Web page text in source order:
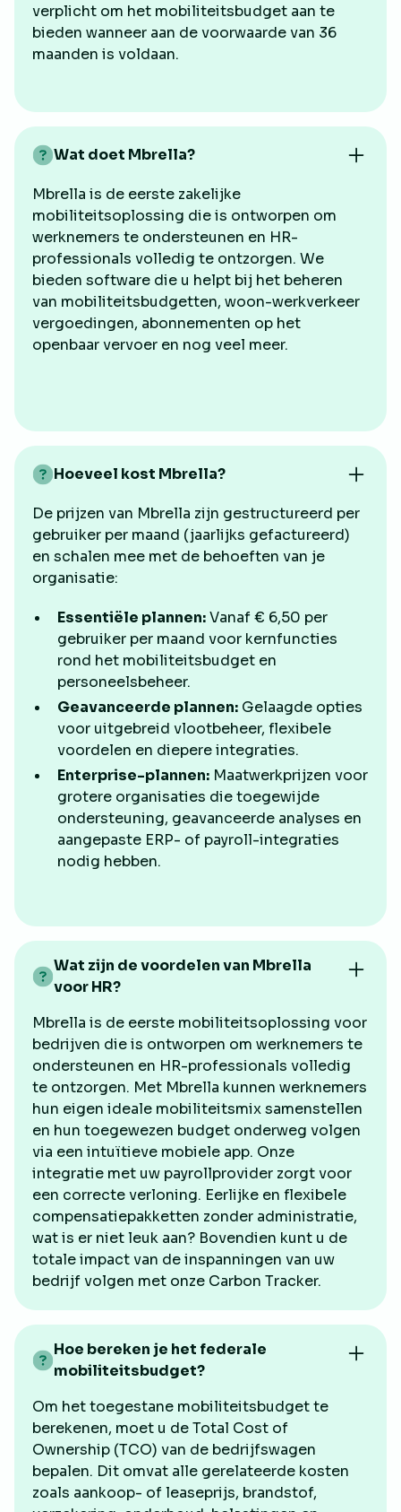
verplicht om het mobiliteitsbudget aan te
bieden wanneer aan de voorwaarde van 36
maanden is voldaan.
Wat doet Mbrella?
Mbrella is de eerste zakelijke
mobiliteitsoplossing die is ontworpen om
werknemers te ondersteunen en HR-
professionals volledig te ontzorgen. We
bieden software die u helpt bij het beheren
van mobiliteitsbudgetten, woon-werkverkeer
vergoedingen, abonnementen op het
openbaar vervoer en nog veel meer.
Hoeveel kost Mbrella?
De prijzen van Mbrella zijn gestructureerd per
gebruiker per maand (jaarlijks gefactureerd)
en schalen mee met de behoeften van je
organisatie:
Essentiële plannen:Vanaf € 6,50 per
gebruiker per maand voor kernfuncties
rond het mobiliteitsbudget en
personeelsbeheer.
Geavanceerde plannen: Gelaagde opties
voor uitgebreid vlootbeheer, flexibele
voordelen en diepere integraties.
Enterprise-plannen: Maatwerkprijzen voor
grotere organisaties die toegewijde
ondersteuning, geavanceerde analyses en
aangepaste ERP- of payroll-integraties
nodig hebben.
Wat zijn de voordelen van Mbrella
voor HR?
Mbrella is de eerste mobiliteitsoplossing voor
bedrijven die is ontworpen om werknemers te
ondersteunen en HR-professionals volledig
te ontzorgen. Met Mbrella kunnen werknemers
hun eigen ideale mobiliteitsmix samenstellen
en hun toegewezen budget onderweg volgen
via een intuïtieve mobiele app. Onze
integratie met uw payrollprovider zorgt voor
een correcte verloning. Eerlijke en flexibele
compensatiepakketten zonder administratie,
wat is er niet leuk aan? Bovendien kunt u de
totale impact van de inspanningen van uw
bedrijf volgen met onze Carbon Tracker.
Hoe bereken je het federale
mobiliteitsbudget?
Om het toegestane mobiliteitsbudget te
berekenen, moet u de Total Cost of
Ownership (TCO) van de bedrijfswagen
bepalen. Dit omvat alle gerelateerde kosten
zoals aankoop- of leaseprijs, brandstof,